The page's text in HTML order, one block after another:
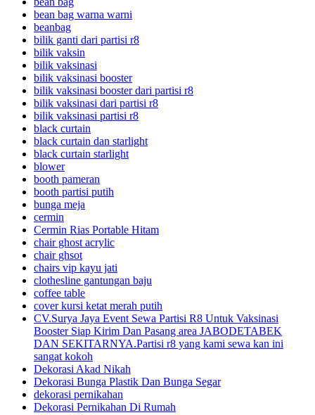
bean bag warna warni
beanbag
bilik ganti dari partisi r8
bilik vaksin
bilik vaksinasi
bilik vaksinasi booster
bilik vaksinasi booster dari partisi r8
bilik vaksinasi dari partisi r8
bilik vaksinasi partisi r8
black curtain
black curtain dan starlight
black curtain starlight
blower
booth pameran
booth partisi putih
bunga meja
cermin
Cermin Rias Portable Hitam
chair ghost acrylic
chair ghsot
chairs vip kayu jati
clothesline gantungan baju
coffee table
cover kursi ketat merah putih
CV.Surya Jaya Event Sewa Partisi R8 Untuk Vaksinasi
Booster Siap Kirim Dan Pasang area JABODETABEK
DAN SEKITARNYA.Partisi r8 yang kami sewa kan ini
sangat kokoh
Dekorasi Akad Nikah
Dekorasi Bunga Plastik Dan Bunga Segar
dekorasi pernikahan
Dekorasi Pernikahan Di Rumah